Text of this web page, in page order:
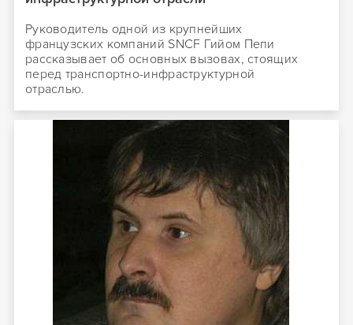
Руководитель одной из крупнейших
французских компаний SNCF Гийом Пепи
рассказывает об основных вызовах, стоящих
перед транспортно-инфраструктурной
отраслью.